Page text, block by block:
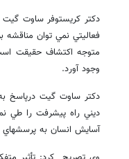
دكتر كريستوفر ساوت
فعاليتي نمي توان
متوجه اكتشاف حقيقت
وجود آورد.
دكتر ساوت گيت درپاسخ
ديني راه پيشرفت را طي
آسايش انسان به پرسشهاي